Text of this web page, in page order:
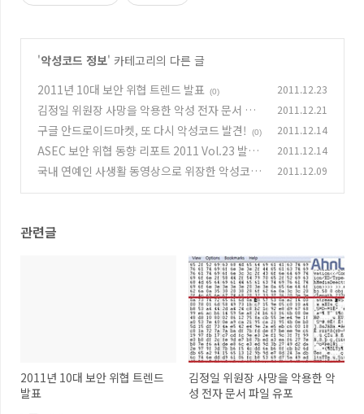
'악성코드 정보' 카테고리의 다른 글
2011년 10대 보안 위협 트렌드 발표 (0) 2011.12.23
김정일 위원장 사망을 악용한 악성 전자 문서 파
일 유포 (0)
2011.12.21
구글 안드로이드마켓, 또 다시 악성코드 발견! (0) 2011.12.14
ASEC 보안 위협 동향 리포트 2011 Vol.23 발간
(0)
2011.12.14
국내 연예인 사생활 동영상으로 위장한 악성코드
2011.12.09
관련글
2011년 10대 보안 위협 트렌드
발표
김정일 위원장 사망을 악용한 악
성 전자 문서 파일 유포